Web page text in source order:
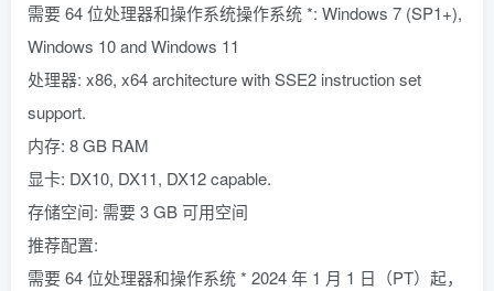
需要 64 位处理器和操作系统操作系统 *: Windows 7 (SP1+),
Windows 10 and Windows 11
处理器: x86, x64 architecture with SSE2 instruction set
support.
内存: 8 GB RAM
显卡: DX10, DX11, DX12 capable.
存储空间: 需要 3 GB 可用空间
推荐配置:
需要 64 位处理器和操作系统 * 2024 年 1 月 1 日（PT）起，